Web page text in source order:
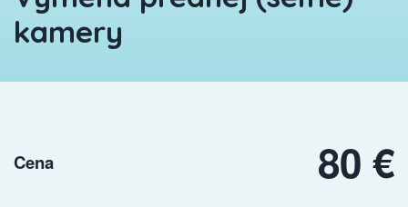
kamery
Cena 80 €